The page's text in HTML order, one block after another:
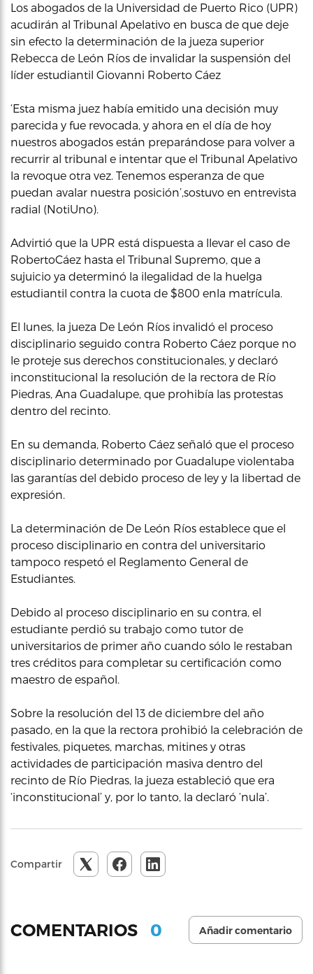
Los abogados de la Universidad de Puerto Rico (UPR)
acudirán al Tribunal Apelativo en busca de que deje
sin efecto la determinación de la jueza superior
Rebecca de León Ríos de invalidar la suspensión del
líder estudiantil Giovanni Roberto Cáez
‘Esta misma juez había emitido una decisión muy
parecida y fue revocada, y ahora en el día de hoy
nuestros abogados están preparándose para volver a
recurrir al tribunal e intentar que el Tribunal Apelativo
la revoque otra vez. Tenemos esperanza de que
puedan avalar nuestra posición’,sostuvo en entrevista
radial (NotiUno).
Advirtió que la UPR está dispuesta a llevar el caso de
RobertoCáez hasta el Tribunal Supremo, que a
sujuicio ya determinó la ilegalidad de la huelga
estudiantil contra la cuota de $800 enla matrícula.
El lunes, la jueza De León Ríos invalidó el proceso
disciplinario seguido contra Roberto Cáez porque no
le proteje sus derechos constitucionales, y declaró
inconstitucional la resolución de la rectora de Río
Piedras, Ana Guadalupe, que prohibía las protestas
dentro del recinto.
En su demanda, Roberto Cáez señaló que el proceso
disciplinario determinado por Guadalupe violentaba
las garantías del debido proceso de ley y la libertad de
expresión.
La determinación de De León Ríos establece que el
proceso disciplinario en contra del universitario
tampoco respetó el Reglamento General de
Estudiantes.
Debido al proceso disciplinario en su contra, el
estudiante perdió su trabajo como tutor de
universitarios de primer año cuando sólo le restaban
tres créditos para completar su certificación como
maestro de español.
Sobre la resolución del 13 de diciembre del año
pasado, en la que la rectora prohibió la celebración de
festivales, piquetes, marchas, mitines y otras
actividades de participación masiva dentro del
recinto de Río Piedras, la jueza estableció que era
‘inconstitucional’ y, por lo tanto, la declaró ‘nula’.
Compartir
COMENTARIOS 0 Añadir comentario